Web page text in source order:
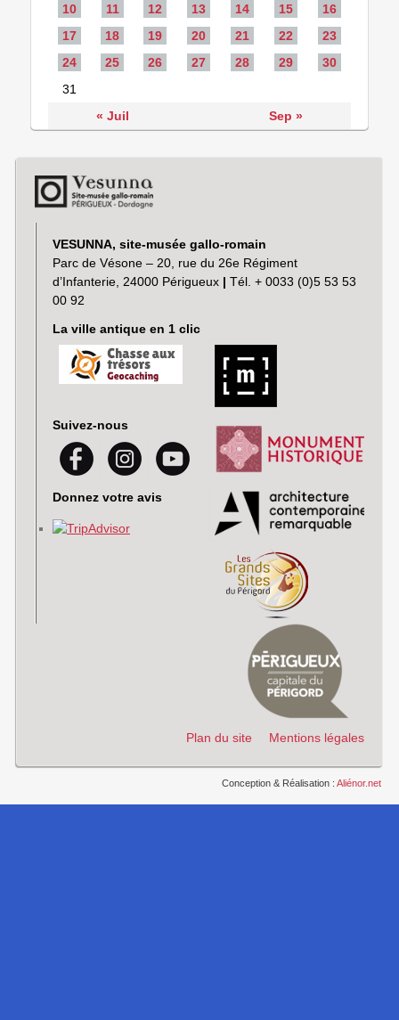
10
11 12 13 14 15
16
17
18 19 20 21 22
23
24
25 26 27 28 29
30
31
« Juil
Sep »
VESUNNA, site-musée gallo-romain
Parc de Vésone – 20, rue du 26e Régiment
d’Infanterie, 24000 Périgueux | Tél. + 0033 (0)5 53 53
00 92
La ville antique en 1 clic
Suivez-nous
Donnez votre avis
Plan du site Mentions légales
Conception & Réalisation : Aliénor.net